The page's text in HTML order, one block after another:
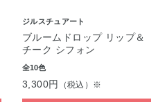
ジルスチュアート
ブルームドロップ リップ＆
チーク シフォン
全10色
3,300円 （税込）※